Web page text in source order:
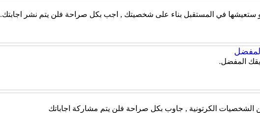
ستعيشها في المستقبل بناء على شخصيتك , اجب بكل صراحة فلن يتم نشر اجابتك.
المفضل.
الشخصيات الكرتونية , جاوب بكل صراحة فلن يتم مشاركة اجاباتك